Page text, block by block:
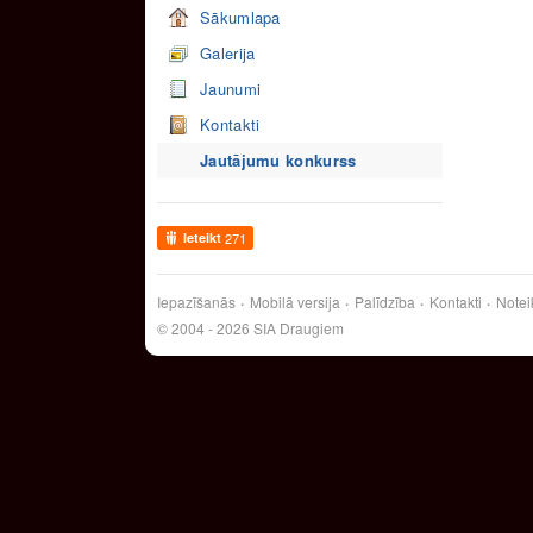
Sākumlapa
Galerija
Jaunumi
Kontakti
Jautājumu konkurss
Ieteikt 271
Iepazīšanās Mobilā versija Palīdzība Kontakti
© 2004 - 2026 SIA Draugiem